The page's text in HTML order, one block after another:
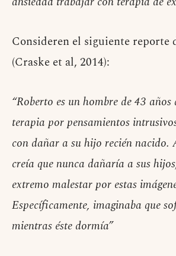
Consideren el siguiente reporte
(Craske et al, 2014):
“Roberto es un hombre de 43 años
terapia por pensamientos
con dañar a su hijo recién nacido.
creía que nunca dañaría a sus
extremo malestar por estas
Específicamente, imaginaba que
mientras éste dormía”